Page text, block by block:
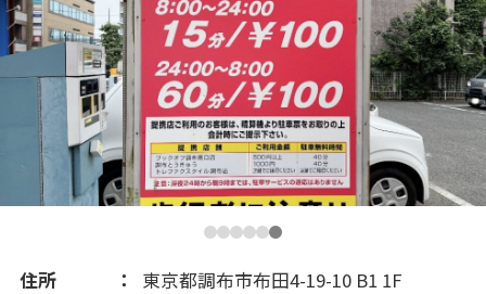
2020(239)
2019(140)
2018(195)
2017(259)
2016(353)
住所
東京都調布市布田4-19-10 B1 1F